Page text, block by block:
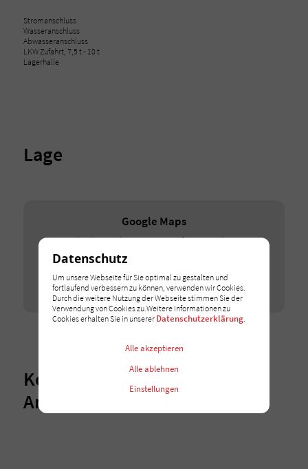
Stromanschluss
Wasseranschluss
Abwasseranschluss
LKW Zufahrt, 7,5 t - 10 t
Lagerhalle
Lage
Google Maps
Wir binden Google-Maps-Karten auf unserer Webseite
Ich stimme zu
Kontaktieren Sie Ihren
Ansprechpartner
Datenschutz
Um unsere Webseite für Sie optimal zu gestalten und
fortlaufend verbessern zu können, verwenden wir Cookies.
Durch die weitere Nutzung der Webseite stimmen Sie der
Verwendung von Cookies zu.Weitere Informationen zu
Cookies erhalten Sie in unserer Datenschutzerklärung.
Einstellungen
Alle ablehnen
Alle akzeptieren